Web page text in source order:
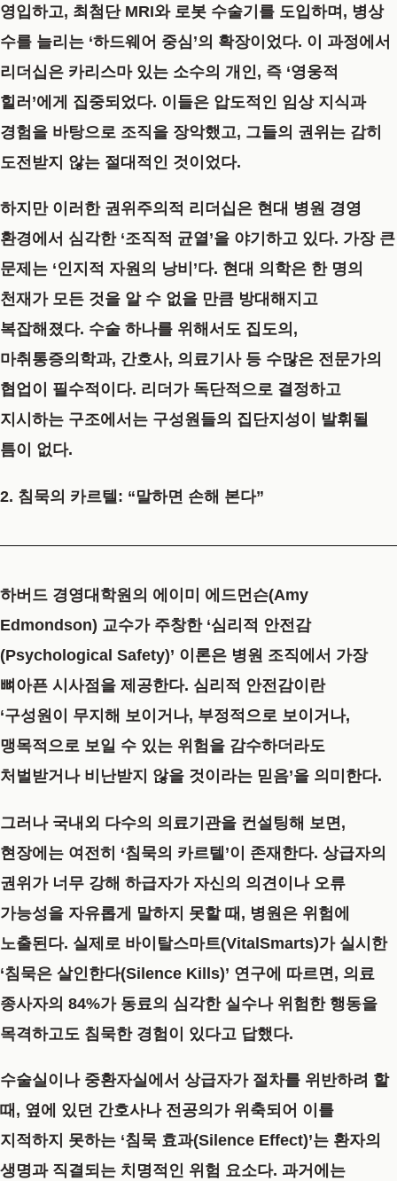
영입하고, 최첨단 MRI와 로봇 수술기를 도입하며, 병상
수를 늘리는 ‘하드웨어 중심’의 확장이었다. 이 과정에서
리더십은 카리스마 있는 소수의 개인, 즉 ‘영웅적
힐러’에게 집중되었다. 이들은 압도적인 임상 지식과
경험을 바탕으로 조직을 장악했고, 그들의 권위는 감히
도전받지 않는 절대적인 것이었다.
하지만 이러한 권위주의적 리더십은 현대 병원 경영
환경에서 심각한 ‘조직적 균열’을 야기하고 있다. 가장 큰
문제는 ‘인지적 자원의 낭비’다. 현대 의학은 한 명의
천재가 모든 것을 알 수 없을 만큼 방대해지고
복잡해졌다. 수술 하나를 위해서도 집도의,
마취통증의학과, 간호사, 의료기사 등 수많은 전문가의
협업이 필수적이다. 리더가 독단적으로 결정하고
지시하는 구조에서는 구성원들의 집단지성이 발휘될
틈이 없다.
2. 침묵의 카르텔: “말하면 손해 본다”
하버드 경영대학원의 에이미 에드먼슨(Amy
Edmondson) 교수가 주창한 ‘심리적 안전감
(Psychological Safety)’ 이론은 병원 조직에서 가장
뼈아픈 시사점을 제공한다. 심리적 안전감이란
‘구성원이 무지해 보이거나, 부정적으로 보이거나,
맹목적으로 보일 수 있는 위험을 감수하더라도
처벌받거나 비난받지 않을 것이라는 믿음’을 의미한다.
그러나 국내외 다수의 의료기관을 컨설팅해 보면,
현장에는 여전히 ‘침묵의 카르텔’이 존재한다. 상급자의
권위가 너무 강해 하급자가 자신의 의견이나 오류
가능성을 자유롭게 말하지 못할 때, 병원은 위험에
노출된다. 실제로 바이탈스마트(VitalSmarts)가 실시한
‘침묵은 살인한다(Silence Kills)’ 연구에 따르면, 의료
종사자의 84%가 동료의 심각한 실수나 위험한 행동을
목격하고도 침묵한 경험이 있다고 답했다.
수술실이나 중환자실에서 상급자가 절차를 위반하려 할
때, 옆에 있던 간호사나 전공의가 위축되어 이를
지적하지 못하는 ‘침묵 효과(Silence Effect)’는 환자의
생명과 직결되는 치명적인 위험 요소다. 과거에는